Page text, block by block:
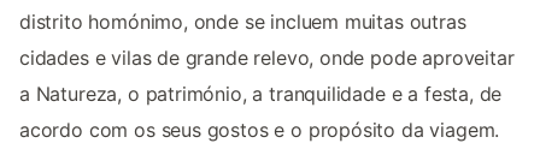
distrito homónimo, onde se incluem muitas outras
cidades e vilas de grande relevo, onde pode aproveitar
a Natureza, o património, a tranquilidade e a festa, de
acordo com os seus gostos e o propósito da viagem.